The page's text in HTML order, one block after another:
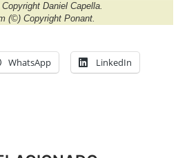
Daniel Capella.
(©) Copyright Ponant.
WhatsApp LinkedIn